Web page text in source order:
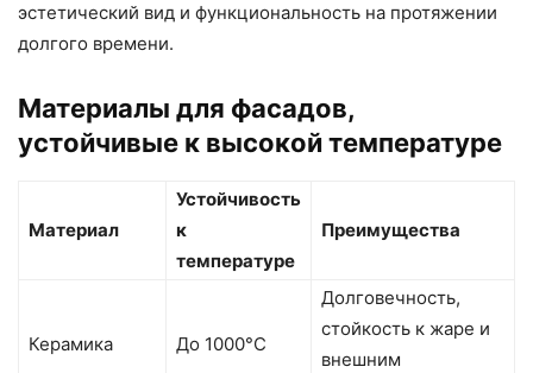
эстетический вид и функциональность на протяжении
долгого времени.
Материалы для фасадов,
устойчивые к высокой температуре
Материал
Устойчивость
к
температуре
Преимущества
Керамика До 1000°C
Долговечность,
стойкость к жаре и
внешним